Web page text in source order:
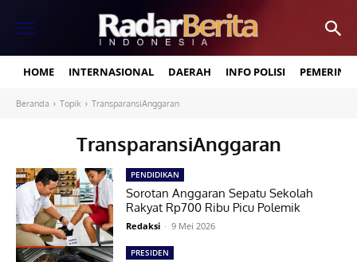
HOME INTERNASIONAL DAERAH INFO POLISI
Beranda Topik TransparansiAnggaran
TransparansiAnggaran
PENDIDIKAN
Sorotan Anggaran Sepatu Sekolah
Rakyat Rp700 Ribu Picu Polemik
Redaksi - 9 Mei 2026
PRESIDEN